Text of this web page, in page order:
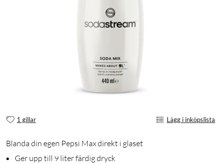
1 gillar Lägg i inköpslista
Blanda din egen Pepsi Max direkt i glaset
Ger upp till 9 liter färdig dryck